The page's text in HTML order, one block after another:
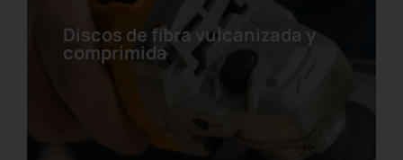
Disco clean strip montado
Discos de fibra vulcanizada y
comprimida